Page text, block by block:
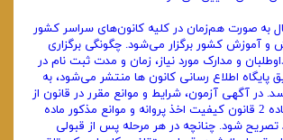
به ‌صورت هم‌زمان در کلیه کانون‌های سراسر کشور
آموزش کشور برگزار می‌شود. چگونگی برگزاری
و مدارک مورد نیاز، زمان و مدت ثبت‌ نام در
پایگاه اطلاع ‌رسانی کانون ‌ها منتشر می‌شود، به
در آگهی آزمون، شرایط و موانع مقرر در قانون از
جمله شرایط مقرر در ماده 2 قانون کیفیت اخذ پروانه و موانع مذکور ماده
تصریح شود. چنانچه در هر مرحله پس از قبولی